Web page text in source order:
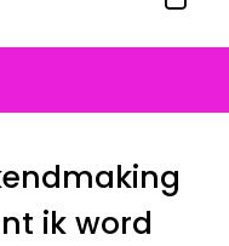
ik word